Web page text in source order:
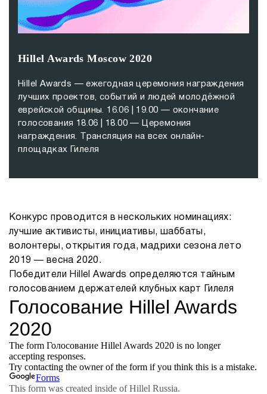
Hillel Awards Moscow 2020
Hillel Awards — ежегодная церемония награждения
лучших проектов, событий и людей молодёжной
еврейской общины. 16.06 | 19.00 — окончание
голосования 18.06 | 18.00 — Церемония
награждения. Трансляция на всех онлайн-
площадках Гилеля
Конкурс проводится в нескольких номинациях:
лучшие активисты, инициативы, шаббаты,
волонтеры, открытия года, мадрихи сезона лето
2019 — весна 2020.
Победители Hillel Awards определяются тайным
голосованием держателей клубных карт Гилеля